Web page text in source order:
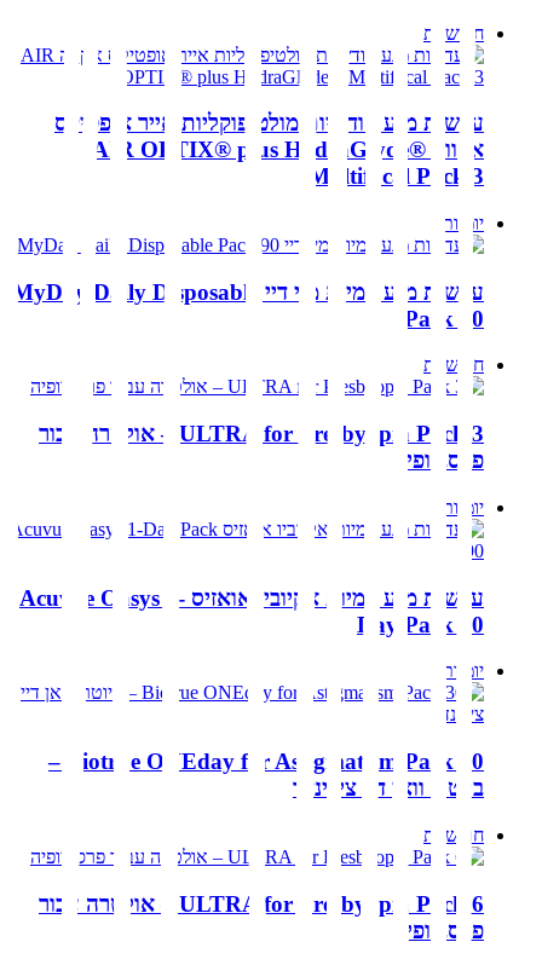
חודשיות
עדשות מגע חודשיות מולטיפוקליות אייר אופטיקס
אקווה AIR OPTIX® plus HydraGlyde®
Multifocal Pack 3
יומיות
עדשות מגע יומיות מיי דיי MyDay Daily Disposable
Pack 90
חודשיות
ULTRA for Presbyopia Pack 3 – אולטרה עבור
פרסביופיה
יומיות
עדשות מגע יומיות אקיוביו אואזיס Acuvue Oasys 1-
Day Pack 90
יומיות
Biotrue ONEday for Astigmatism Pack 30 –
ביוטרו וואן דיי צילינדר
חודשיות
ULTRA for Presbyopia Pack 6 – אולטרה עבור
פרסביופיה